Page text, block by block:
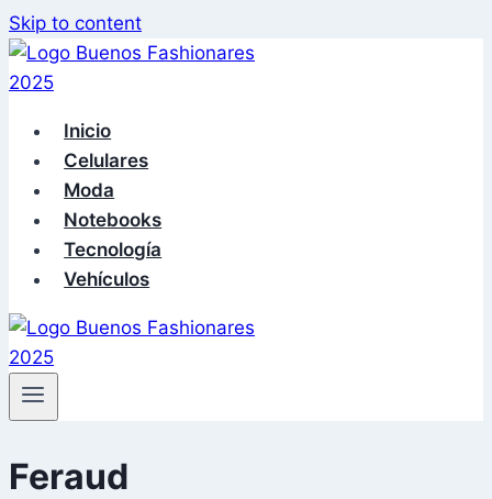
Skip to content
Inicio
Celulares
Moda
Notebooks
Tecnología
Vehículos
Feraud